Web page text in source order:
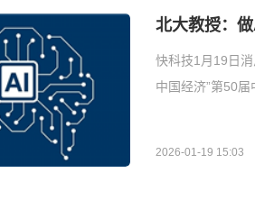
北大教授：
快科技1月19日
中国经济”第50
2026-01-19 15:03